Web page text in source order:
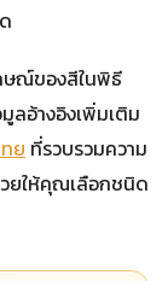
ษณ์ของสีในพิธี
ลอ้างอิงเพิ่มเติม
ย ที่รวบรวมความ
วยให้คุณเลือกชนิด